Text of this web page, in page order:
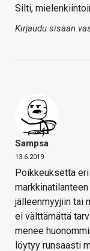
Silti,
Kirjaudu sisään
Sampsa
13.6.2019
Poikkeuksetta
jälleenmyyjiin tai
ei välttämättä
menee
löytyy runsaasti